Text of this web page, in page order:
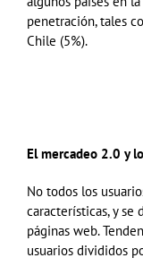
penetración, tales
Chile (5%).
El mercadeo 2.0 y
No todos los
características, y se
páginas web.
usuarios divididos